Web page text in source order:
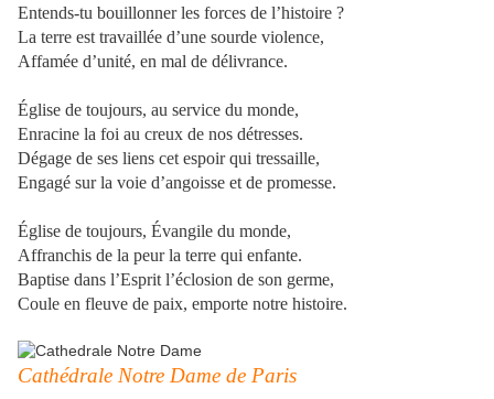
Entends-tu bouillonner les forces de l’histoire ?
La terre est travaillée d’une sourde violence,
Affamée d’unité, en mal de délivrance.
Église de toujours, au service du monde,
Enracine la foi au creux de nos détresses.
Dégage de ses liens cet espoir qui tressaille,
Engagé sur la voie d’angoisse et de promesse.
Église de toujours, Évangile du monde,
Affranchis de la peur la terre qui enfante.
Baptise dans l’Esprit l’éclosion de son germe,
Coule en fleuve de paix, emporte notre histoire.
Cathédrale Notre Dame de Paris